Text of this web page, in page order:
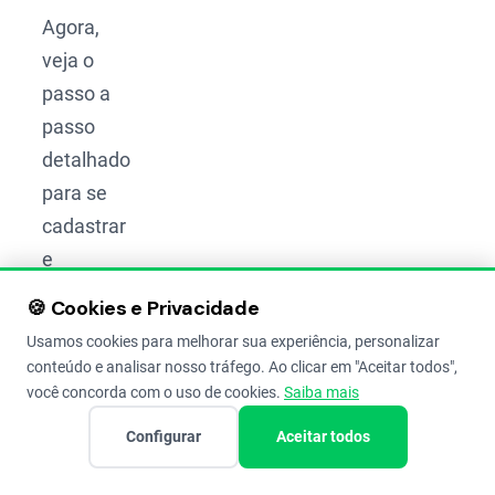
Agora,
veja o
passo a
passo
detalhado
para se
cadastrar
e
suas
notas
eletrônicas.
🍪 Cookies e Privacidade
Usamos cookies para melhorar sua experiência, personalizar
conteúdo e analisar nosso tráfego. Ao clicar em "Aceitar todos",
você concorda com o uso de cookies. Saiba mais
Configurar Aceitar todos